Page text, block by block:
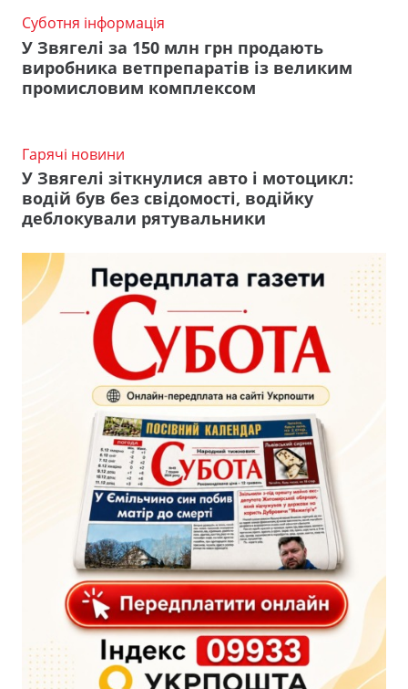
Суботня інформація
У Звягелі за 150 млн грн продають
виробника ветпрепаратів із великим
промисловим комплексом
Гарячі новини
У Звягелі зіткнулися авто і мотоцикл:
водій був без свідомості, водійку
деблокували рятувальники